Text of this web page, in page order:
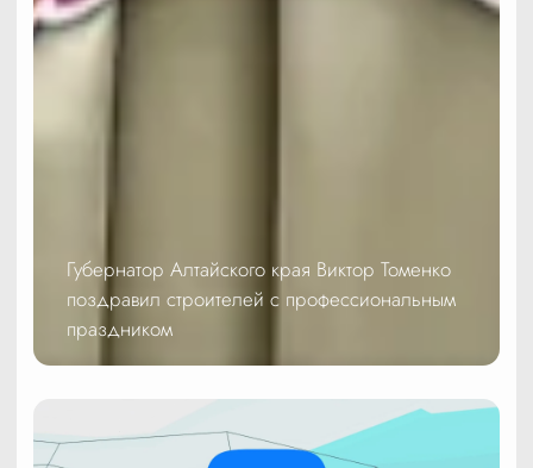
Губернатор Алтайского края Виктор Томенко
поздравил строителей с профессиональным
праздником